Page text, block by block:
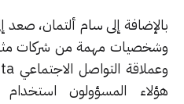
إلى سام ألتمان، صعد إلى